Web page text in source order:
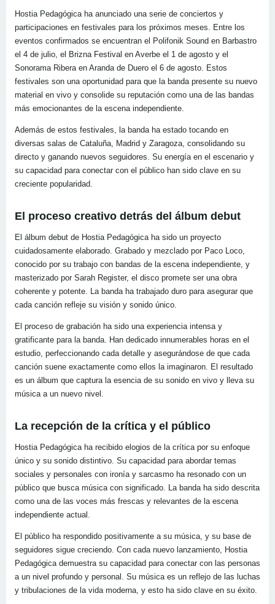
Hostia Pedagógica ha anunciado una serie de conciertos y
participaciones en festivales para los próximos meses. Entre los
eventos confirmados se encuentran el Polifonik Sound en Barbastro
el 4 de julio, el Brizna Festival en Averbe el 1 de agosto y el
Sonorama Ribera en Aranda de Duero el 6 de agosto. Estos
festivales son una oportunidad para que la banda presente su nuevo
material en vivo y consolide su reputación como una de las bandas
más emocionantes de la escena independiente.
Además de estos festivales, la banda ha estado tocando en
diversas salas de Cataluña, Madrid y Zaragoza, consolidando su
directo y ganando nuevos seguidores. Su energía en el escenario y
su capacidad para conectar con el público han sido clave en su
creciente popularidad.
El proceso creativo detrás del álbum debut
El álbum debut de Hostia Pedagógica ha sido un proyecto
cuidadosamente elaborado. Grabado y mezclado por Paco Loco,
conocido por su trabajo con bandas de la escena independiente, y
masterizado por Sarah Register, el disco promete ser una obra
coherente y potente. La banda ha trabajado duro para asegurar que
cada canción refleje su visión y sonido único.
El proceso de grabación ha sido una experiencia intensa y
gratificante para la banda. Han dedicado innumerables horas en el
estudio, perfeccionando cada detalle y asegurándose de que cada
canción suene exactamente como ellos la imaginaron. El resultado
es un álbum que captura la esencia de su sonido en vivo y lleva su
música a un nuevo nivel.
La recepción de la crítica y el público
Hostia Pedagógica ha recibido elogios de la crítica por su enfoque
único y su sonido distintivo. Su capacidad para abordar temas
sociales y personales con ironía y sarcasmo ha resonado con un
público que busca música con significado. La banda ha sido descrita
como una de las voces más frescas y relevantes de la escena
independiente actual.
El público ha respondido positivamente a su música, y su base de
seguidores sigue creciendo. Con cada nuevo lanzamiento, Hostia
Pedagógica demuestra su capacidad para conectar con las personas
a un nivel profundo y personal. Su música es un reflejo de las luchas
y tribulaciones de la vida moderna, y esto ha sido clave en su éxito.